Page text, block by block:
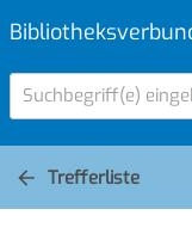
Suchbegriff(e)
Trefferliste